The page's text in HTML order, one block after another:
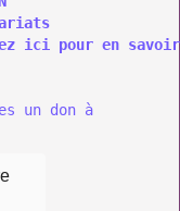
ici pour en savoir
un don à